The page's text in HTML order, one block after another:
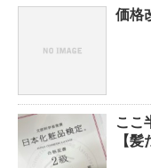
価格
ここ
【